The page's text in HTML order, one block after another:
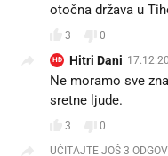
otočna država u
3 0
HD Hitri Dani
Ne moramo sve
sretne ljude.
3
0
UČITAJTE JOŠ 3